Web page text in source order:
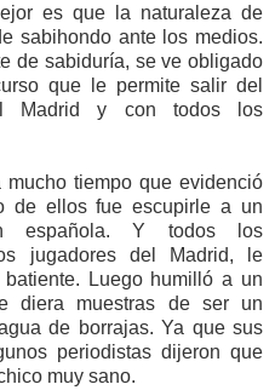
es que la naturaleza de
sabihondo ante los medios.
de sabiduría, se ve obligado
que le permite salir del
Madrid y con todos los
mucho tiempo que evidenció
de ellos fue escupirle a un
Y todos los
jugadores del Madrid, le
Luego humilló a un
diera muestras de ser un
de borrajas. Ya que sus
periodistas dijeron que
muy sano.